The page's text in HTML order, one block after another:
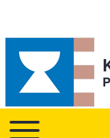
Hlavní navigace
Toggle main menu